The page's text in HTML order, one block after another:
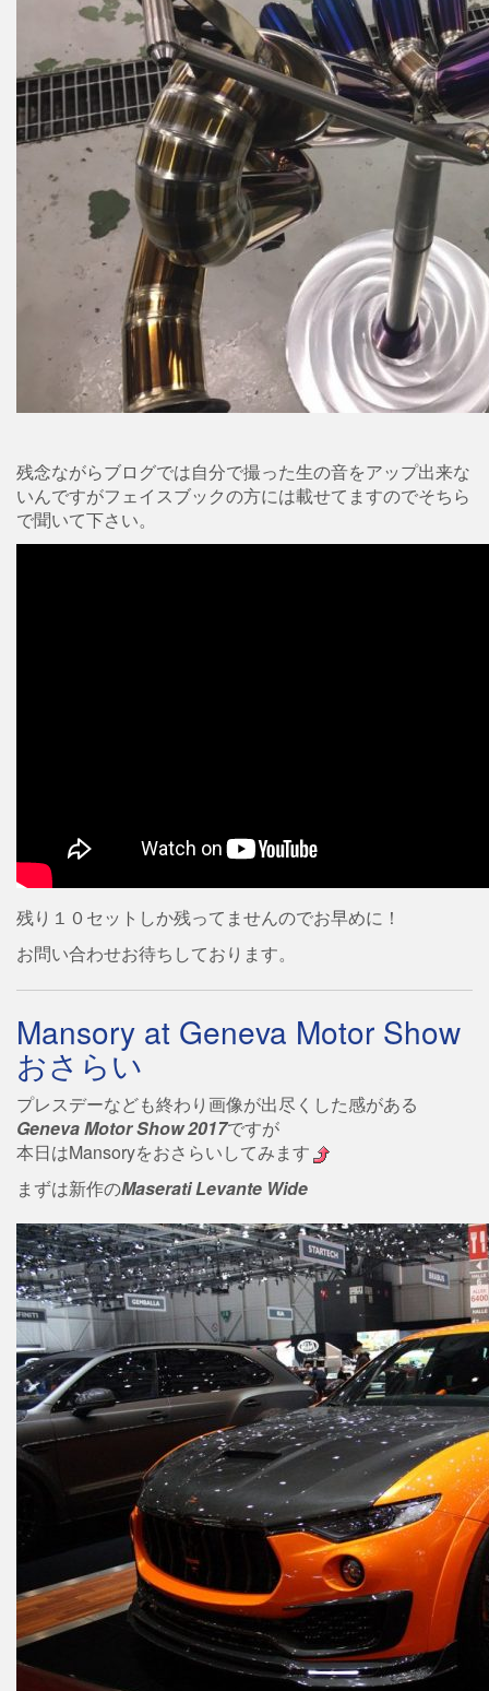
残念ながらブログでは自分で撮った生の音をアップ出来な
いんですがフェイスブックの方には載せてますのでそちら
で聞いて下さい。
残り１０セットしか残ってませんのでお早めに！
お問い合わせお待ちしております。
Mansory at Geneva Motor Show
おさらい
プレスデーなども終わり画像が出尽くした感がある
Geneva Motor Show 2017ですが
本日はMansoryをおさらいしてみます
まずは新作のMaserati Levante Wide